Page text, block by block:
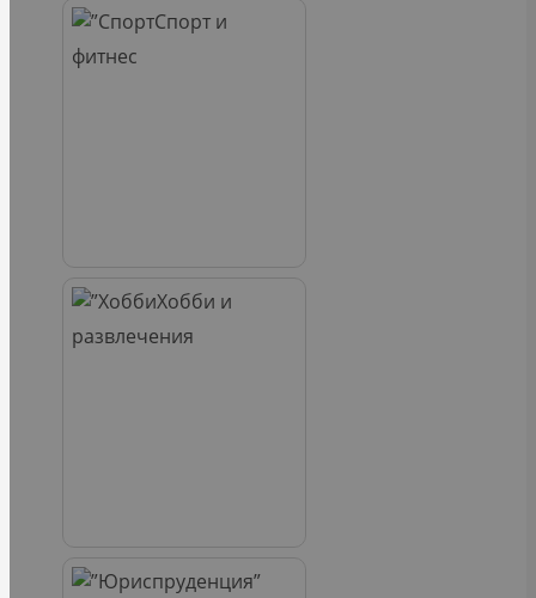
Спорт и
фитнес
Хобби и
развлечения